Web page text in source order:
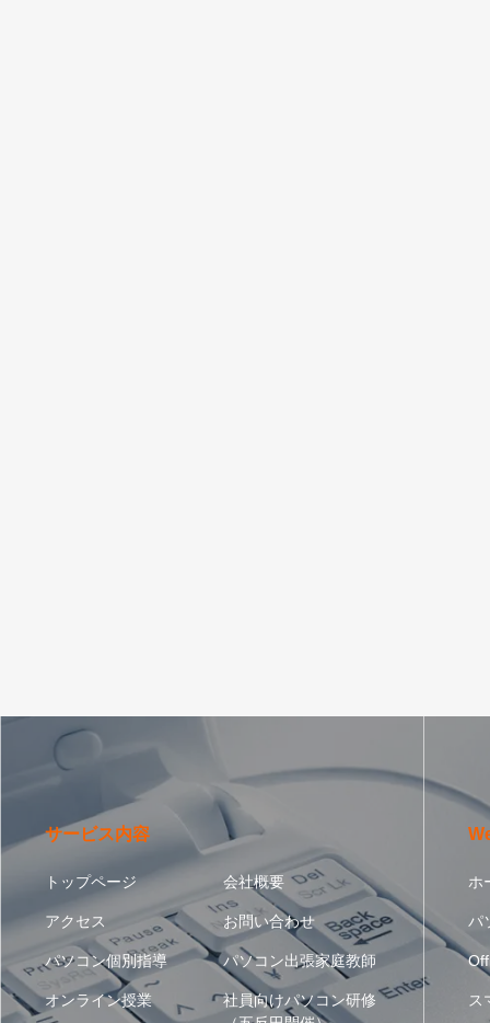
サービス内容
トップページ 会社概要
アクセス お問い合わせ
パソコン個別指導 パソコン出張家庭教師
オンライン授業
社員向けパソコン研修
ホ
パ
ス